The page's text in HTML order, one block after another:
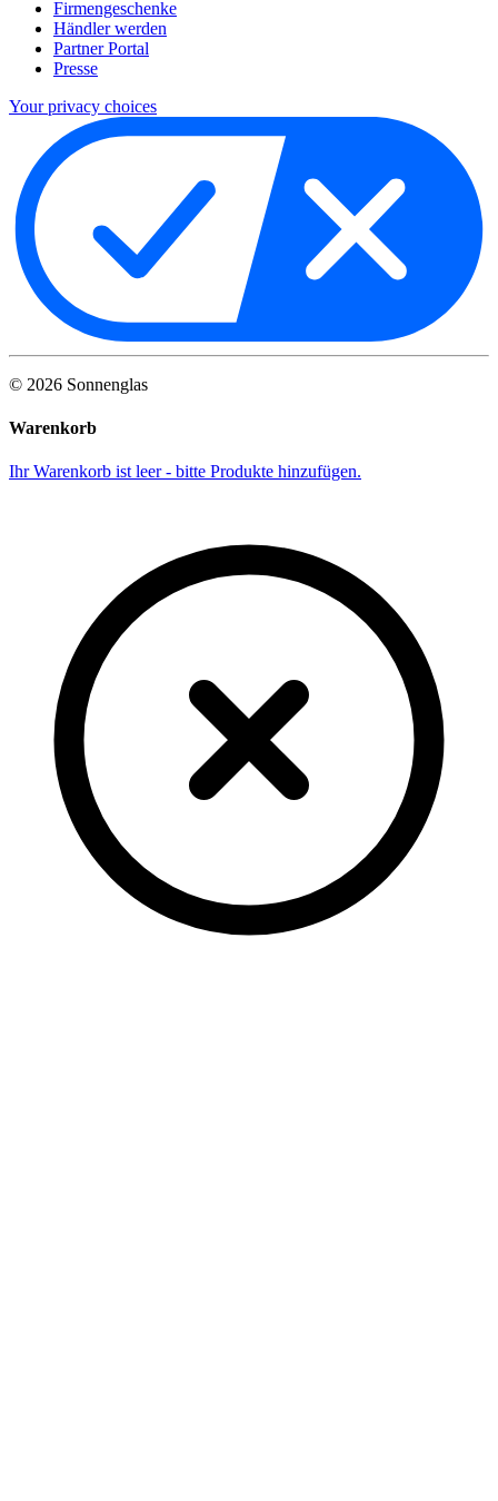
Firmengeschenke
Händler werden
Partner Portal
Presse
Your privacy choices
© 2026 Sonnenglas
Warenkorb
Ihr Warenkorb ist leer - bitte Produkte hinzufügen.